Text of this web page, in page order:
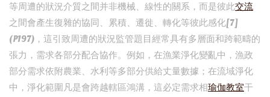
等周遭的狀況介質之間并非機械、線性的關系，而是彼此交流
之間會產生復雜的協同、累積、遷徙、轉化等彼此感化[7]
(P197)，這引致周遭的狀況監管題目經常具有多層面和跨範疇的
張力，需求各部分配合協作。例如，在漁業淨化變亂中，漁政
部分需求依附農業、水利等多部分供給丈量數據；在流域淨化
中，淨化範圍凡是會跨越轄區鴻溝，這必定需求相瑜伽教室干